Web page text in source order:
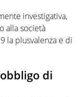
investigativa,
alla società
la plusvalenza e di
di